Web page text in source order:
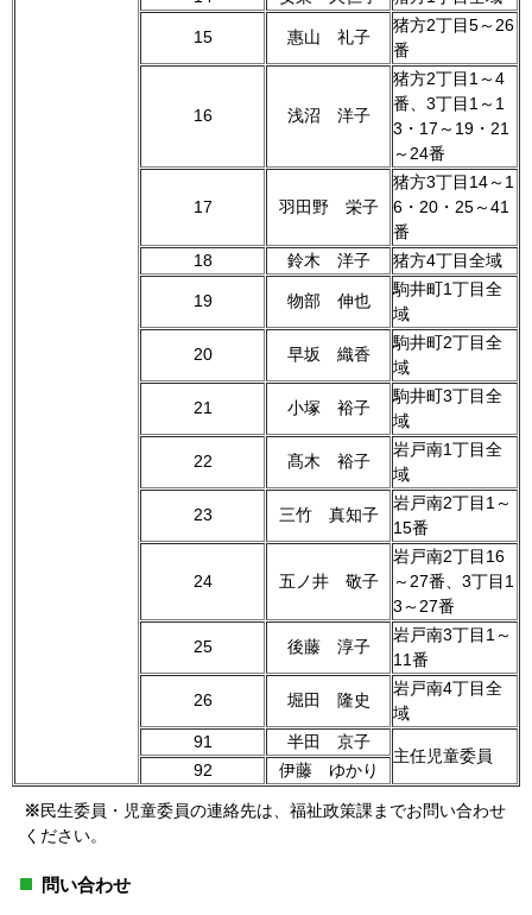
15 惠山 礼子
猪方2丁目5～26
番
16 浅沼 洋子
猪方2丁目1～4
番、3丁目1～1
3・17～19・21
～24番
17 羽田野 栄子
猪方3丁目14～1
6・20・25～41
番
18
鈴木 洋子 猪方4丁目全域
19 物部 伸也
駒井町1丁目全
域
20 早坂 織香
駒井町2丁目全
域
21 小塚 裕子
駒井町3丁目全
域
22 髙木 裕子
岩戸南1丁目全
域
23 三竹 真知子
岩戸南2丁目1～
15番
24 五ノ井 敬子
岩戸南2丁目16
～27番、3丁目1
3～27番
25 後藤 淳子
岩戸南3丁目1～
11番
26 堀田 隆史
岩戸南4丁目全
域
91
半田 京子
主任児童委員
92 伊藤 ゆかり
※民生委員・児童委員の連絡先は、福祉政策課までお問い合わせ
ください。
問い合わせ